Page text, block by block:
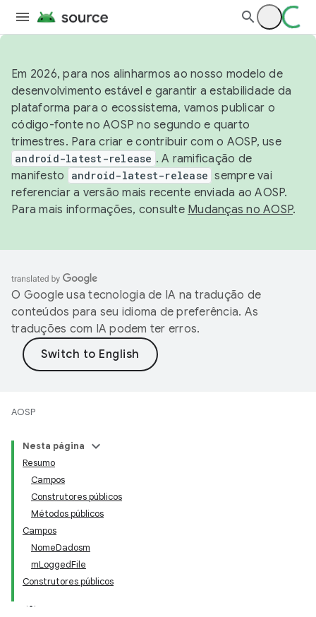
Em 2026, para nos alinharmos ao nosso modelo de
desenvolvimento estável e garantir a estabilidade da
plataforma para o ecossistema, vamos publicar o
código-fonte no AOSP no segundo e quarto
trimestres. Para criar e contribuir com o AOSP, use
android-latest-release . A ramificação de
manifesto
android-latest-release sempre vai
referenciar a versão mais recente enviada ao AOSP.
Para mais informações, consulte Mudanças no AOSP.
O Google usa tecnologia de IA na tradução de
conteúdos para seu idioma de preferência. As
traduções com IA podem ter erros.
AOSP
Nesta página
Resumo
Campos
Construtores públicos
Métodos públicos
Campos
NomeDadosm
mLoggedFile
Construtores públicos